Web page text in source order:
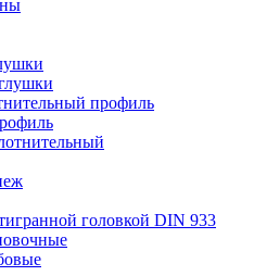
профиль
головкой DIN 933